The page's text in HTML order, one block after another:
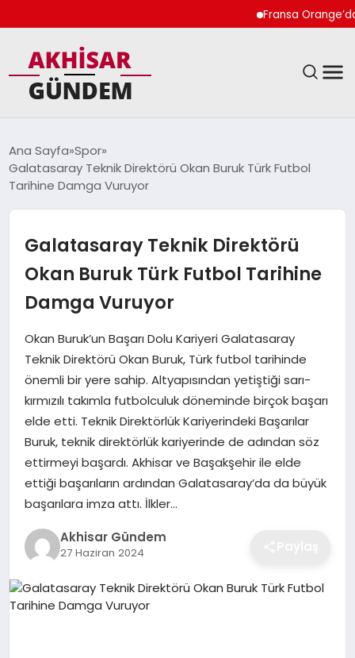
Fransa Orange’da
DÜNYA
TEKNOLOJI
YAŞAM
Ana Sayfa Spor
Galatasaray Teknik Direktörü Okan Buruk Türk Futbol
Tarihine Damga Vuruyor
Galatasaray Teknik Direktörü
Okan Buruk Türk Futbol Tarihine
Damga Vuruyor
Okan Buruk’un Başarı Dolu Kariyeri Galatasaray
Teknik Direktörü Okan Buruk, Türk futbol tarihinde
önemli bir yere sahip. Altyapısından yetiştiği sarı-
kırmızılı takımla futbolculuk döneminde birçok başarı
elde etti. Teknik Direktörlük Kariyerindeki Başarılar
Buruk, teknik direktörlük kariyerinde de adından söz
ettirmeyi başardı. Akhisar ve Başakşehir ile elde
ettiği başarıların ardından Galatasaray’da da büyük
başarılara imza attı. İlkler…
Akhisar Gündem
27 Haziran 2024